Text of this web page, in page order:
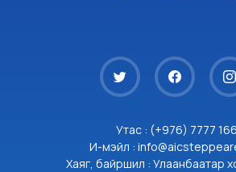
Утас : (+976) 7777
И-мэйл :
Хаяг, байршил : Улаанбаатар